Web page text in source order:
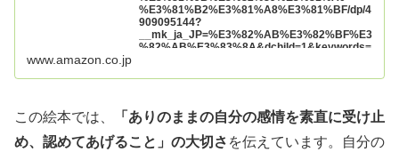
%E3%81%B2%E3%81%A8%E3%81%BF/dp/4
909095144?
__mk_ja_JP=%E3%82%AB%E3%82%BF%E3
%82%AB%E3%83%8A&dchild=1&keywords=
1&linkCode=sl1&tag=urataniinfo-
22&linkId=2fc53a9e44d70ecdc7fb92184e9184
f0&language=ja_JP&ref_=as_li_ss_tl
www.amazon.co.jp
この絵本では、
「ありのままの自分の感情を素直に受け止
め、認めてあげること」の大切さ を伝えています。自分の